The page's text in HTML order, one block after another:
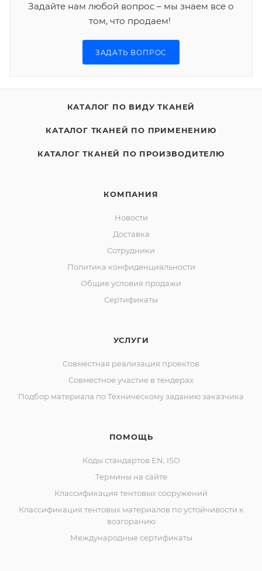
Задайте нам любой вопрос – мы знаем все о
том, что продаем!
ЗАДАТЬ ВОПРОС
КАТАЛОГ ПО ВИДУ ТКАНЕЙ
КАТАЛОГ ТКАНЕЙ ПО ПРИМЕНЕНИЮ
КАТАЛОГ ТКАНЕЙ ПО ПРОИЗВОДИТЕЛЮ
КОМПАНИЯ
Новости
Доставка
Сотрудники
Политика конфиденциальности
Общие условия продажи
Сертификаты
УСЛУГИ
Совместная реализация проектов
Совместное участие в тендерах
Подбор материала по Техническому заданию заказчика
ПОМОЩЬ
Коды стандартов EN, ISO
Термины на сайте
Классификация тентовых сооружений
Классификация тентовых материалов по устойчивости к
возгоранию
Международные сертификаты